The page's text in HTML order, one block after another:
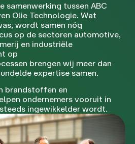
samenwerking tussen ABC
Olie Technologie. Wat
wordt samen nóg
op de sectoren automotive,
en industriële
op
brengen wij meer dan
expertise samen.
brandstoffen en
ondernemers vooruit in
ingewikkelder wordt.